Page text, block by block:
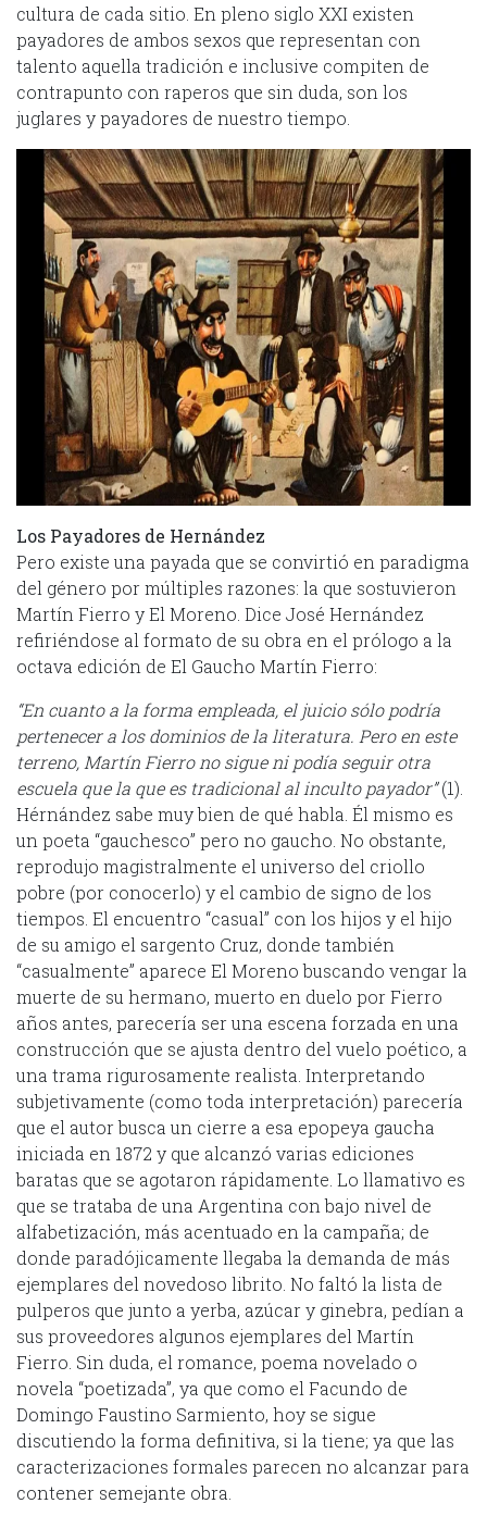
cultura de cada sitio. En pleno siglo XXI existen
payadores de ambos sexos que representan con
talento aquella tradición e inclusive compiten de
contrapunto con raperos que sin duda, son los
juglares y payadores de nuestro tiempo.
Los Payadores de Hernández
Pero existe una payada que se convirtió en paradigma
del género por múltiples razones: la que sostuvieron
Martín Fierro y El Moreno. Dice José Hernández
refiriéndose al formato de su obra en el prólogo a la
octava edición de El Gaucho Martín Fierro:
“En cuanto a la forma empleada, el juicio sólo podría
pertenecer a los dominios de la literatura. Pero en este
terreno, Martín Fierro no sigue ni podía seguir otra
escuela que la que es tradicional al inculto payador”(1).
Hérnández sabe muy bien de qué habla. Él mismo es
un poeta “gauchesco” pero no gaucho. No obstante,
reprodujo magistralmente el universo del criollo
pobre (por conocerlo) y el cambio de signo de los
tiempos. El encuentro “casual” con los hijos y el hijo
de su amigo el sargento Cruz, donde también
“casualmente” aparece El Moreno buscando vengar la
muerte de su hermano, muerto en duelo por Fierro
años antes, parecería ser una escena forzada en una
construcción que se ajusta dentro del vuelo poético, a
una trama rigurosamente realista. Interpretando
subjetivamente (como toda interpretación) parecería
que el autor busca un cierre a esa epopeya gaucha
iniciada en 1872 y que alcanzó varias ediciones
baratas que se agotaron rápidamente. Lo llamativo es
que se trataba de una Argentina con bajo nivel de
alfabetización, más acentuado en la campaña; de
donde paradójicamente llegaba la demanda de más
ejemplares del novedoso librito. No faltó la lista de
pulperos que junto a yerba, azúcar y ginebra, pedían a
sus proveedores algunos ejemplares del Martín
Fierro. Sin duda, el romance, poema novelado o
novela “poetizada”, ya que como el Facundo de
Domingo Faustino Sarmiento, hoy se sigue
discutiendo la forma definitiva, si la tiene; ya que las
caracterizaciones formales parecen no alcanzar para
contener semejante obra.